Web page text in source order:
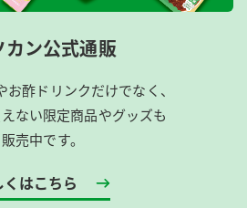
カン公式通販
お酢ドリンクだけでなく、
ない限定商品やグッズも
販売中です。
はこちら